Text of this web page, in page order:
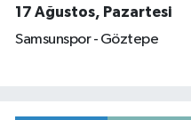
17 Ağustos, Pazartesi
Samsunspor - Göztepe